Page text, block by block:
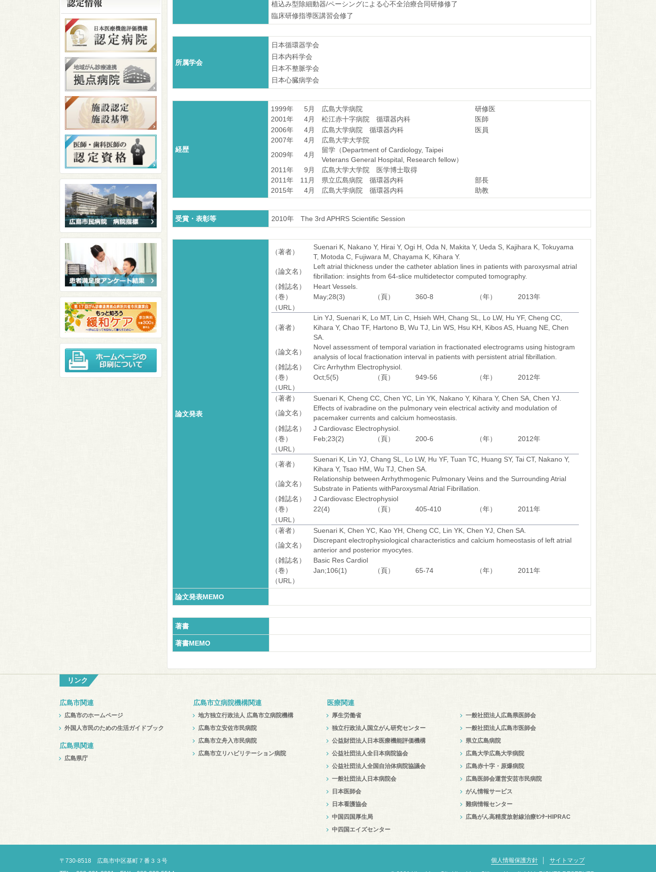
植込み型除細動器/ペーシングによる心不全治療合同研修修了
臨床研修指導医講習会修了
所属学会
日本循環器学会
日本内科学会
日本不整脈学会
日本心臓病学会
経歴
1999年 5月 広島大学病院
研修医
2001年
4月 松江赤十字病院 循環器内科
医師
2006年
4月 広島大学病院 循環器内科
医員
2007年
4月
広島大学大学院
2009年
4月
留学（Department of Cardiology, Taipei
Veterans General Hospital, Research fellow）
2011年
9月
広島大学大学院 医学博士取得
2011年
11月 県立広島病院 循環器内科
部長
2015年
4月 広島大学病院 循環器内科 助教
受賞・表彰等 2010年 The 3rd APHRS Scientific Session
論文発表
（著者）
Suenari K, Nakano Y, Hirai Y, Ogi H, Oda N, Makita Y, Ueda S, Kajihara K, Tokuyama
T, Motoda C, Fujiwara M, Chayama K, Kihara Y.
（論文名）
Left atrial thickness under the catheter ablation lines in patients with paroxysmal atrial
fibrillation: insights from 64-slice multidetector computed tomography.
（雑誌名）
Heart Vessels.
（巻）
May;28(3) （頁） 360-8 （年）
2013年
（URL）
（著者）
Lin YJ, Suenari K, Lo MT, Lin C, Hsieh WH, Chang SL, Lo LW, Hu YF, Cheng CC,
Kihara Y, Chao TF, Hartono B, Wu TJ, Lin WS, Hsu KH, Kibos AS, Huang NE, Chen
SA.
（論文名）
Novel assessment of temporal variation in fractionated electrograms using histogram
analysis of local fractionation interval in patients with persistent atrial fibrillation.
（雑誌名）
Circ Arrhythm Electrophysiol.
（巻）
Oct;5(5) （頁） 949-56 （年）
2012年
（URL）
（著者）
Suenari K, Cheng CC, Chen YC, Lin YK, Nakano Y, Kihara Y, Chen SA, Chen YJ.
（論文名）
Effects of ivabradine on the pulmonary vein electrical activity and modulation of
pacemaker currents and calcium homeostasis.
（雑誌名）
J Cardiovasc Electrophysiol.
（巻）
Feb;23(2) （頁） 200-6 （年）
2012年
（URL）
（著者）
Suenari K, Lin YJ, Chang SL, Lo LW, Hu YF, Tuan TC, Huang SY, Tai CT, Nakano Y,
Kihara Y, Tsao HM, Wu TJ, Chen SA.
（論文名）
Relationship between Arrhythmogenic Pulmonary Veins and the Surrounding Atrial
Substrate in Patients withParoxysmal Atrial Fibrillation.
（雑誌名）
J Cardiovasc Electrophysiol
（巻）
22(4) （頁） 405-410 （年）
2011年
（URL）
（著者）
Suenari K, Chen YC, Kao YH, Cheng CC, Lin YK, Chen YJ, Chen SA.
（論文名）
Discrepant electrophysiological characteristics and calcium homeostasis of left atrial
anterior and posterior myocytes.
（雑誌名）
Basic Res Cardiol
（巻）
Jan;106(1) （頁） 65-74 （年）
2011年
（URL）
論文発表MEMO
著書
著書MEMO
リンク
広島市関連
広島市のホームページ
外国人市民のための生活ガイドブック
広島県関連
広島県庁
広島市立病院機構関連
地方独立行政法人 広島市立病院機構
広島市立安佐市民病院
広島市立舟入市民病院
広島市立リハビリテーション病院
医療関連
厚生労働省
独立行政法人国立がん研究センター
公益財団法人日本医療機能評価機構
公益社団法人全日本病院協会
公益社団法人全国自治体病院協議会
一般社団法人日本病院会
日本医師会
日本看護協会
中国四国厚生局
中四国エイズセンター
一般社団法人広島県医師会
一般社団法人広島市医師会
県立広島病院
広島大学広島大学病院
広島赤十字・原爆病院
広島医師会運営安芸市民病院
がん情報サービス
難病情報センター
広島がん高精度放射線治療ｾﾝﾀｰHIPRAC
〒 730-8518 広島市中区基町７番３３号
個人情報保護方針
サイトマップ